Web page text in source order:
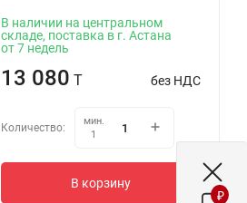
В наличии на центральном
складе, поставка в г. Астана
от 7 недель
13 080 T без НДС
Количество:
мин.
1
В корзину
₽